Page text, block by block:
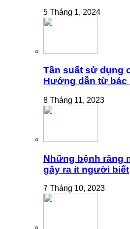
5 Tháng 1, 2024
Tần suất sử dụng
Hướng dẫn từ bác
8 Tháng 11, 2023
Những bệnh răng
gây ra ít người biết
7 Tháng 10, 2023